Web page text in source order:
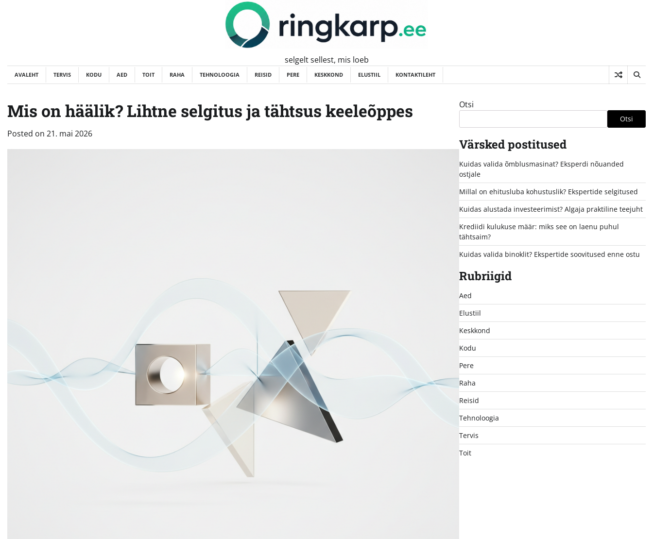
selgelt sellest, mis loeb
AVALEHT TERVIS KODU AED TOIT RAHA TEHNOLOOGIA REISID PERE KESKKOND ELUSTIIL KONTAKTILEHT
Mis on häälik? Lihtne selgitus ja tähtsus keeleõppes
Posted on 21. mai 2026
Otsi
Otsi
Värsked postitused
Kuidas valida õmblusmasinat? Eksperdi nõuanded
ostjale
Millal on ehitusluba kohustuslik? Ekspertide selgitused
Kuidas alustada investeerimist? Algaja praktiline teejuht
Krediidi kulukuse määr: miks see on laenu puhul
tähtsaim?
Kuidas valida binoklit? Ekspertide soovitused enne ostu
Rubriigid
Aed
Elustiil
Keskkond
Kodu
Pere
Raha
Reisid
Tehnoloogia
Tervis
Toit